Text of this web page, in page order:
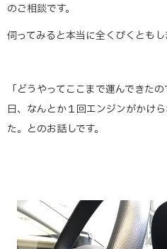
のご相談です。
伺ってみると本当に全くびくともし
「どうやってここまで運んできた
日、なんとか１回エンジンがかけ
た。とのお話しです。